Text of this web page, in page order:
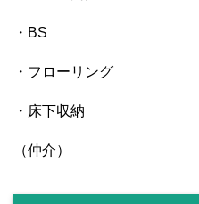
・BS
・フローリング
・床下収納
（仲介）